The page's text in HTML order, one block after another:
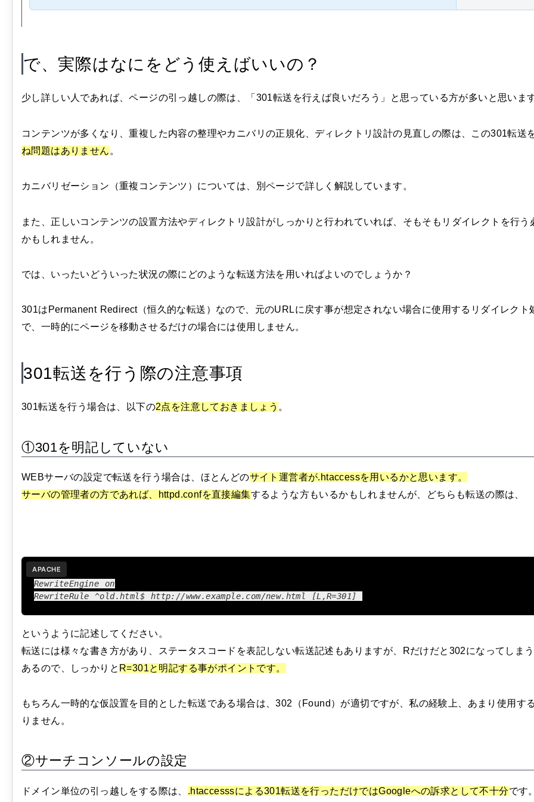
で、実際はなにをどう使えばいいの？
少し詳しい人であれば、ページの引っ越しの際は、「301転送を行えば良いだろう」と思っている方が多いと思います
コンテンツが多くなり、重複した内容の整理やカニバリの正規化、ディレクトリ設計の見直しの際は、この301転送
ね問題はありません 。
カニバリゼーション（重複コンテンツ）については、別ページで詳しく解説しています。
また、正しいコンテンツの設置方法やディレクトリ設計がしっかりと行われていれば、そもそもリダイレクトを行う
かもしれません。
では、いったいどういった状況の際にどのような転送方法を用いればよいのでしょうか？
301はPermanent Redirect（恒久的な転送）なので、元のURLに戻す事が想定されない場合に使用するリダイレクト
で、一時的にページを移動させるだけの場合には使用しません。
301転送を行う際の注意事項
301転送を行う場合は、以下の2点を注意しておきましょう 。
①301を明記していない
WEBサーバの設定で転送を行う場合は、ほとんどのサイト運営者が.htaccessを用いるかと思います。
サーバの管理者の方であれば、httpd.confを直接編集するような方もいるかもしれませんが、どちらも転送の際は、
APACHE
RewriteEngine on
RewriteRule ^old.html$ http://www.example.com/new.html [L,R=301]
というように記述してください。
転送には様々な書き方があり、ステータスコードを表記しない転送記述もありますが、Rだけだと302になってしま
あるので、しっかりと R=301と明記する事がポイントです。
もちろん一時的な仮設置を目的とした転送である場合は、302（Found）が適切ですが、私の経験上、あまり使用す
りません。
②サーチコンソールの設定
ドメイン単位の引っ越しをする際は、 .htaccesssによる301転送を行っただけではGoogleへの訴求として不十分です。